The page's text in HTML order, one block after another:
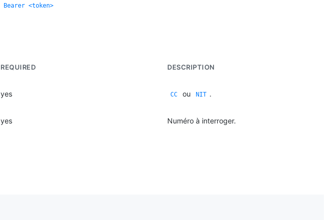
Bearer <token>
REQUIRED DESCRIPTION
yes CC ou NIT .
yes Numéro à interroger.